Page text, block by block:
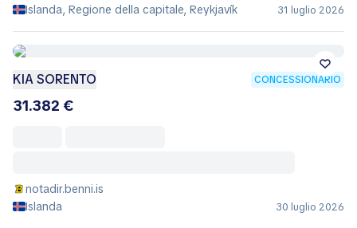
Islanda, Regione della capitale, Reykjavík
31 luglio 2026
KIA SORENTO CONCESSIONARIO
31.382 €
notadir.benni.is
Islanda
30 luglio 2026